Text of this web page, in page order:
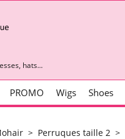
hats...
PROMO Wigs Shoes
> Perruques taille 2 >